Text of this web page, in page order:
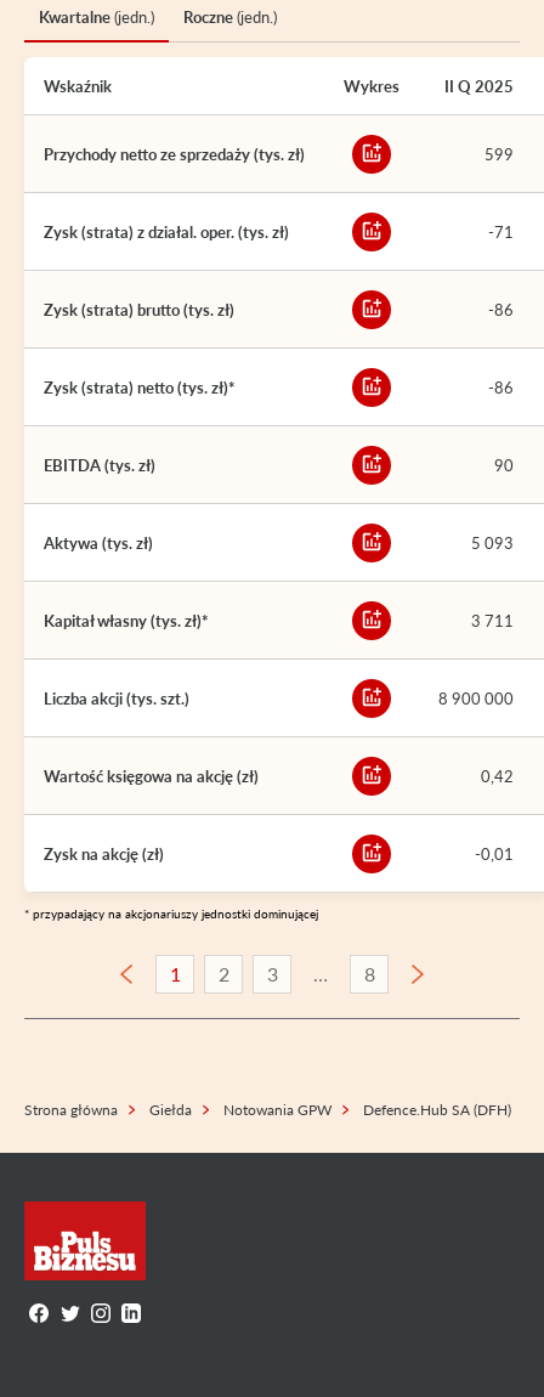
Kwartalne(jedn.) Roczne(jedn.)
Wskaźnik Wykres II Q 2025
Przychody netto ze sprzedaży (tys. zł) 599
Zysk (strata) z działal. oper. (tys. zł) -71
Zysk (strata) brutto (tys. zł) -86
Zysk (strata) netto (tys. zł)* -86
EBITDA (tys. zł) 90
Aktywa (tys. zł) 5 093
Kapitał własny (tys. zł)* 3 711
Liczba akcji (tys. szt.) 8 900 000
Wartość księgowa na akcję (zł) 0,42
Zysk na akcję (zł) -0,01
* przypadający na akcjonariuszy jednostki dominującej
1 2 3 8
Strona główna Giełda Notowania GPW Defence.Hub SA (DFH)